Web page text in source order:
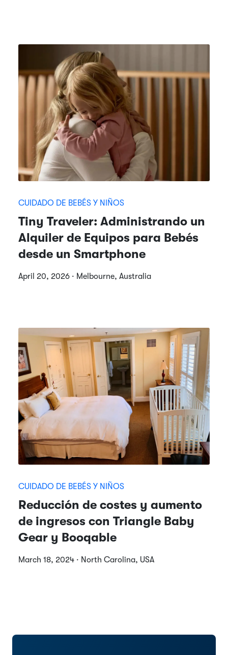
CUIDADO DE BEBÉS Y NIÑOS
Tiny Traveler: Administrando un
Alquiler de Equipos para Bebés
desde un Smartphone
April 20, 2026 · Melbourne, Australia
CUIDADO DE BEBÉS Y NIÑOS
Reducción de costes y aumento
de ingresos con Triangle Baby
Gear y Booqable
March 18, 2024 · North Carolina, USA